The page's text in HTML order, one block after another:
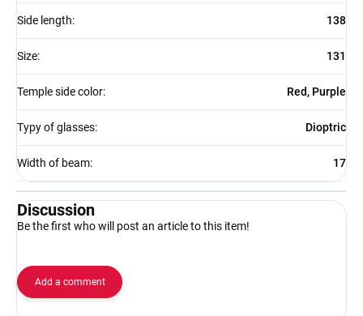
Side length: 138
Size: 131
Temple side color: Red, Purple
Typy of glasses: Dioptric
Width of beam: 17
Discussion
Be the first who will post an article to this item!
Add a comment